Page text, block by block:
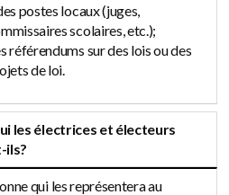
postes locaux (juges,
scolaires, etc.);
référendums sur des lois ou des
de loi.
les électrices et électeurs
ils?
qui les représentera au